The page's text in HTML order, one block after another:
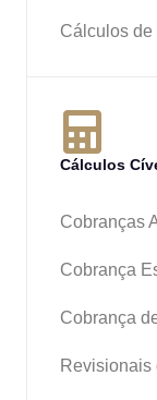
Cálculos de
Cálculos
Cobranças
Cobrança
Cobrança
Revisionais